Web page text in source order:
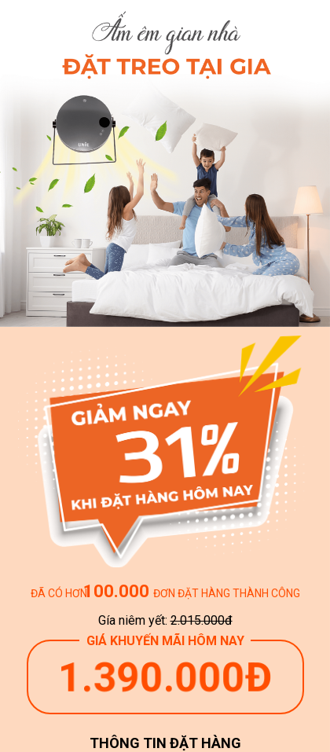
ĐÃ CÓ HƠN ĐƠN ĐẶT HÀNG THÀNH CÔNG
100.000
Gía niêm yết:2.015.000đ
GIÁ KHUYẾN MÃI HÔM NAY
1.390.000Đ
THÔNG TIN ĐẶT HÀNG